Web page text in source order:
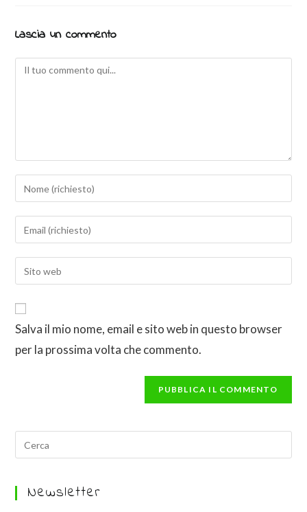
Lascia un commento
Salva il mio nome, email e sito web in questo browser
per la prossima volta che commento.
Newsletter